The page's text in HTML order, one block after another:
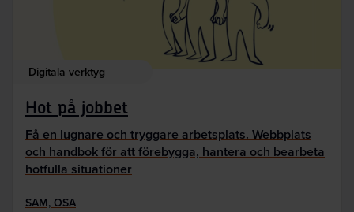
Digitala verktyg
Hot på jobbet
Få en lugnare och tryggare arbetsplats. Webbplats
och handbok för att förebygga, hantera och bearbeta
hotfulla situationer
SAM, OSA